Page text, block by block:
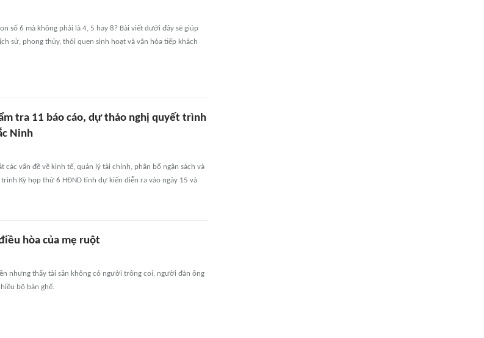
số 6 mà không phải là 4, 5 hay 8? Bài viết dưới đây sẽ giúp
sử, phong thủy, thói quen sinh hoạt và văn hóa tiếp khách
tra 11 báo cáo, dự thảo nghị quyết trình
Ninh
các vấn đề về kinh tế, quản lý tài chính, phân bổ ngân sách và
Kỳ họp thứ 6 HĐND tỉnh dự kiến diễn ra vào ngày 15 và
hòa của mẹ ruột
nhưng thấy tài sản không có người trông coi, người đàn ông
bộ bàn ghế.